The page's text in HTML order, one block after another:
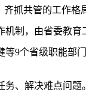
抓共管的工作格
制，由省委教育
9个省级职能部门
、解决难点问题